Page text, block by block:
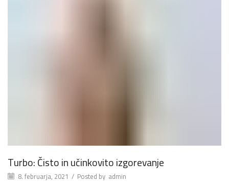
Turbo: Čisto in učinkovito izgorevanje
8. februarja, 2021 / Posted by admin